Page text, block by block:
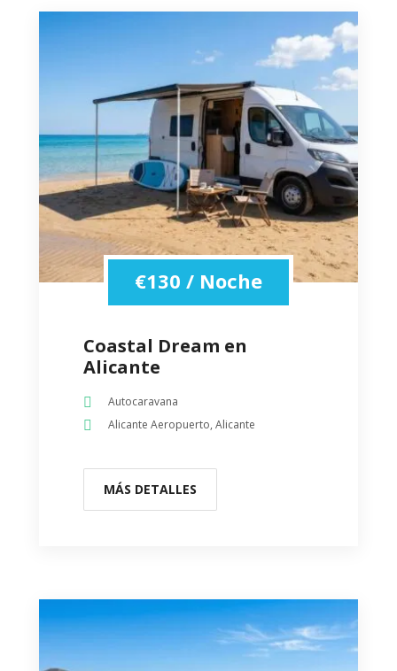
€130 / Noche
Coastal Dream en
Alicante
Autocaravana
Alicante Aeropuerto, Alicante
MÁS DETALLES